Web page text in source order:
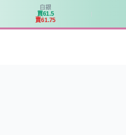
白銀
買61.5
賣61.75